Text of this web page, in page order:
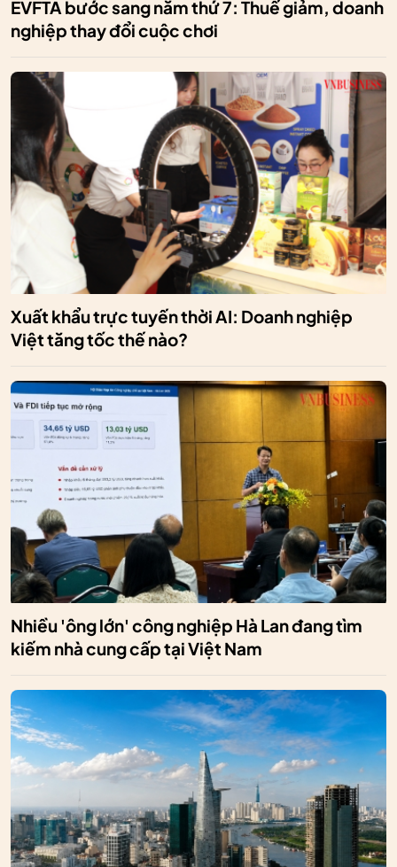
EVFTA bước sang năm thứ 7: Thuế giảm, doanh
nghiệp thay đổi cuộc chơi
Xuất khẩu trực tuyến thời AI: Doanh nghiệp
Việt tăng tốc thế nào?
Nhiều 'ông lớn' công nghiệp Hà Lan đang tìm
kiếm nhà cung cấp tại Việt Nam